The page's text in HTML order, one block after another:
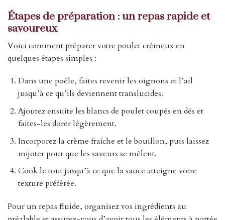
Étapes de préparation : un repas rapide et
savoureux
Voici comment préparer votre poulet crémeux en
quelques étapes simples :
Dans une poêle, faites revenir les oignons et l’ail
jusqu’à ce qu’ils deviennent translucides.
Ajoutez ensuite les blancs de poulet coupés en dés et
faites-les dorer légèrement.
Incorporez la crème fraîche et le bouillon, puis laissez
mijoter pour que les saveurs se mêlent.
Cook le tout jusqu’à ce que la sauce atteigne votre
texture préférée.
Pour un repas fluide, organisez vos ingrédients au